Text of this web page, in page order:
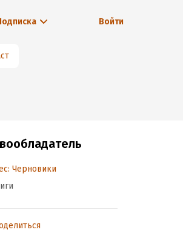
Войти
Черновики